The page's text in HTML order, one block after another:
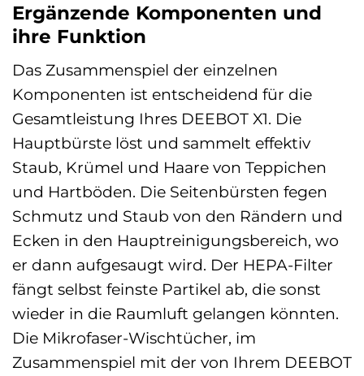
Ergänzende Komponenten und
ihre Funktion
Das Zusammenspiel der einzelnen
Komponenten ist entscheidend für die
Gesamtleistung Ihres DEEBOT X1. Die
Hauptbürste löst und sammelt effektiv
Staub, Krümel und Haare von Teppichen
und Hartböden. Die Seitenbürsten fegen
Schmutz und Staub von den Rändern und
Ecken in den Hauptreinigungsbereich, wo
er dann aufgesaugt wird. Der HEPA-Filter
fängt selbst feinste Partikel ab, die sonst
wieder in die Raumluft gelangen könnten.
Die Mikrofaser-Wischtücher, im
Zusammenspiel mit der von Ihrem DEEBOT